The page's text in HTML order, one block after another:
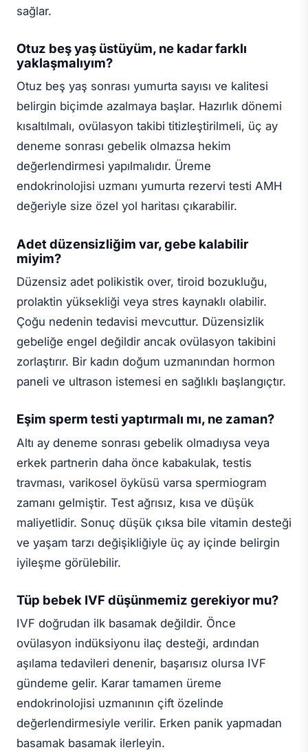
sağlar.
Otuz beş yaş üstüyüm, ne kadar farklı
yaklaşmalıyım?
Otuz beş yaş sonrası yumurta sayısı ve kalitesi
belirgin biçimde azalmaya başlar. Hazırlık dönemi
kısaltılmalı, ovülasyon takibi titizleştirilmeli, üç ay
deneme sonrası gebelik olmazsa hekim
değerlendirmesi yapılmalıdır. Üreme
endokrinolojisi uzmanı yumurta rezervi testi AMH
değeriyle size özel yol haritası çıkarabilir.
Adet düzensizliğim var, gebe kalabilir
miyim?
Düzensiz adet polikistik over, tiroid bozukluğu,
prolaktin yüksekliği veya stres kaynaklı olabilir.
Çoğu nedenin tedavisi mevcuttur. Düzensizlik
gebeliğe engel değildir ancak ovülasyon takibini
zorlaştırır. Bir kadın doğum uzmanından hormon
paneli ve ultrason istemesi en sağlıklı başlangıçtır.
Eşim sperm testi yaptırmalı mı, ne zaman?
Altı ay deneme sonrası gebelik olmadıysa veya
erkek partnerin daha önce kabakulak, testis
travması, varikosel öyküsü varsa spermiogram
zamanı gelmiştir. Test ağrısız, kısa ve düşük
maliyetlidir. Sonuç düşük çıksa bile vitamin desteği
ve yaşam tarzı değişikliğiyle üç ay içinde belirgin
iyileşme görülebilir.
Tüp bebek IVF düşünmemiz gerekiyor mu?
IVF doğrudan ilk basamak değildir. Önce
ovülasyon indüksiyonu ilaç desteği, ardından
aşılama tedavileri denenir, başarısız olursa IVF
gündeme gelir. Karar tamamen üreme
endokrinolojisi uzmanının çift özelinde
değerlendirmesiyle verilir. Erken panik yapmadan
basamak basamak ilerleyin.